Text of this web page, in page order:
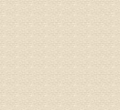
病情描
专家回
建议带
姓名：
病情描